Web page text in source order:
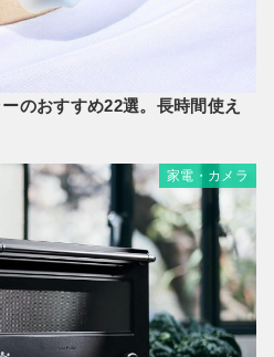
のおすすめ22選。長時間使え
家電・カメラ